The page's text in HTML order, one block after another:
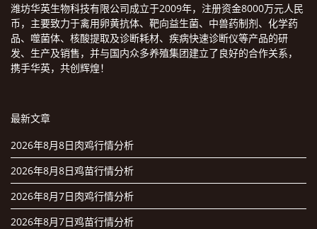
潍坊华英生物科技有限公司成立于2009年，注册资金8000万元人民
币，主要致力于禽用卵黄抗体、靶向益生菌、中兽药制剂、化学药
品、噬菌体、核酸提取及诊断耗材、疾病快速诊断仪等产品的研
发、生产及销售，并与国内众多养殖集团建立了良好的合作关系，
携手华英，共创辉煌！
最新文章
2026年8月8日肉鸡行情分析
2026年8月8日鸡苗行情分析
2026年8月7日肉鸡行情分析
2026年8月7日鸡苗行情分析